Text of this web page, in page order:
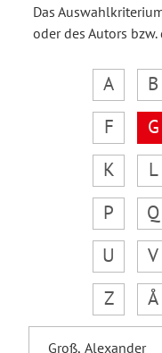
Das
oder des Autors
A B
F
G
K
L
P
Q
U
V
Z
Å